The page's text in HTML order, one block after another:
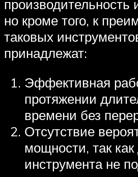
производительность
но кроме того, к
таковых
принадлежат:
Эффективная
протяжении
времени без
Отсутствие
мощности, так как
инструмента не